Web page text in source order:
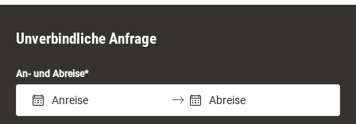
Unverbindliche Anfrage
An- und Abreise